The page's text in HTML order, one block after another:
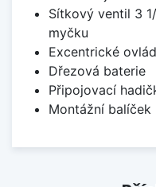
Sítkový ventil 3
myčku
Excentrické
Dřezová baterie
Připojovací
Montážní balíček